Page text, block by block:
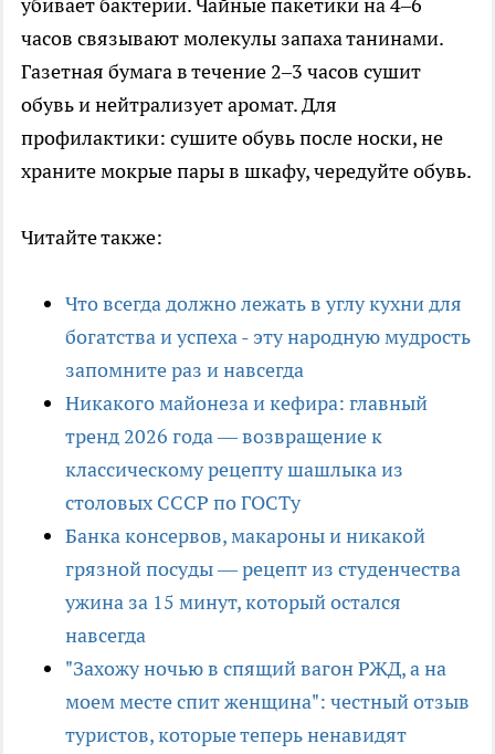
убивает бактерии. Чайные пакетики на 4–6
часов связывают молекулы запаха танинами.
Газетная бумага в течение 2–3 часов сушит
обувь и нейтрализует аромат. Для
профилактики: сушите обувь после носки, не
храните мокрые пары в шкафу, чередуйте обувь.
Читайте также:
Что всегда должно лежать в углу кухни для
богатства и успеха - эту народную мудрость
запомните раз и навсегда
Никакого майонеза и кефира: главный
тренд 2026 года — возвращение к
классическому рецепту шашлыка из
столовых СССР по ГОСТу
Банка консервов, макароны и никакой
грязной посуды — рецепт из студенчества
ужина за 15 минут, который остался
навсегда
"Захожу ночью в спящий вагон РЖД, а на
моем месте спит женщина": честный отзыв
туристов, которые теперь ненавидят